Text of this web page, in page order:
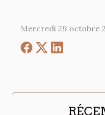
Mercredi 29 octobre